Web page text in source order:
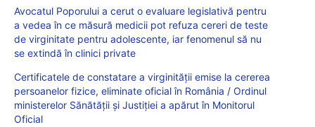
Avocatul Poporului a cerut o evaluare legislativă pentru
a vedea în ce măsură medicii pot refuza cereri de teste
de virginitate pentru adolescente, iar fenomenul să nu
se extindă în clinici private
Certificatele de constatare a virginităţii emise la cererea
persoanelor fizice, eliminate oficial în România / Ordinul
ministerelor Sănătății și Justiției a apărut în Monitorul
Oficial